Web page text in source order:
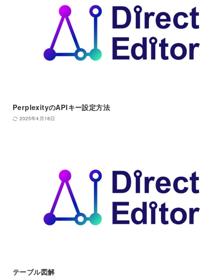
PerplexityのAPIキー設定方法
2025年4月18日
テーブル図解